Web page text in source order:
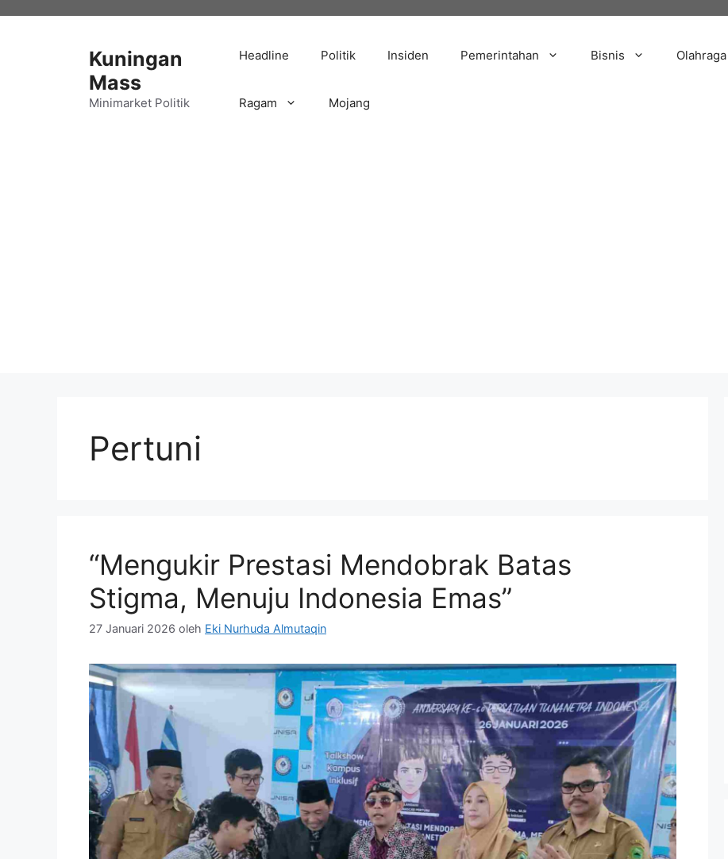
Kuningan
Mass
Minimarket Politik
Headline Politik Insiden Pemerintahan Bisnis Olahraga
Ragam Mojang
Pertuni
“Mengukir Prestasi Mendobrak Batas
Stigma, Menuju Indonesia Emas”
27 Januari 2026 oleh Eki Nurhuda Almutaqin